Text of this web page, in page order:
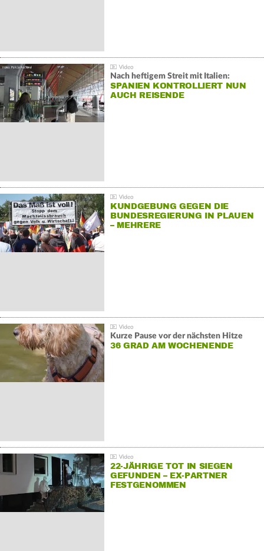
Nach heftigem Streit mit Italien:
SPANIEN KONTROLLIERT NUN
AUCH REISENDE
KUNDGEBUNG GEGEN DIE
BUNDESREGIERUNG IN PLAUEN
– MEHRERE
Kurze Pause vor der nächsten Hitze
36 GRAD AM WOCHENENDE
22-JÄHRIGE TOT IN SIEGEN
GEFUNDEN – EX-PARTNER
FESTGENOMMEN